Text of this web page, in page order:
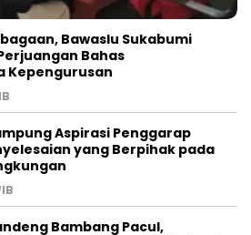
Bawaslu Sukabumi
Bahas
Kepengurusan
Aspirasi Penggarap
yang Berpihak pada
Bambang Pacul,